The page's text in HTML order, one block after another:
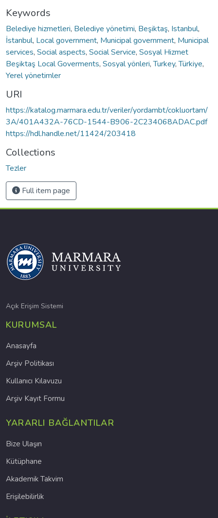
Keywords
Belediye hizmetleri, Belediye yönetimi, Beşiktaş, Istanbul,
İstanbul, Local government, Municipal government, Municipal
services, Social aspects, Social Service, Sosyal Hizmet
Beşiktaş Local Goverments, Sosyal yönleri,Turkey,Türkiye,
Yerel yönetimler
URI
https://katalog.marmara.edu.tr/veriler/yordambt/cokluortam/
3A/401A432A-76CD-1544-B906-2C234068ADAC.pdf
https://hdl.handle.net/11424/203418
Collections
Tezler
Full item page
Açık Erişim Sistemi
KURUMSAL
Anasayfa
Arşiv Politikası
Kullanıcı Kılavuzu
Arşiv Kayıt Formu
YARARLI BAĞLANTILAR
Bize Ulaşın
Kütüphane
Akademik Takvim
Erişilebilirlik